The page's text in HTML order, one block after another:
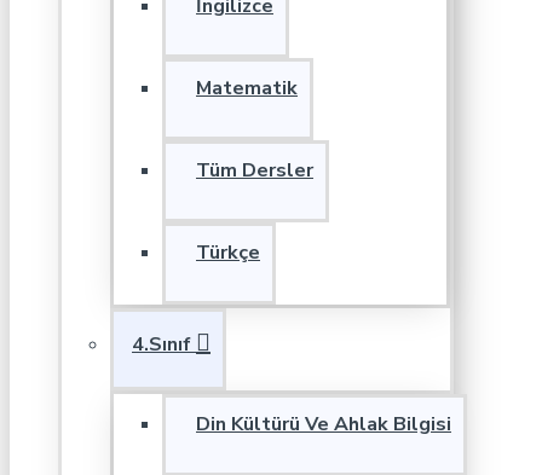
İngilizce
Matematik
Tüm Dersler
Türkçe
4.Sınıf
Din Kültürü Ve Ahlak Bilgisi